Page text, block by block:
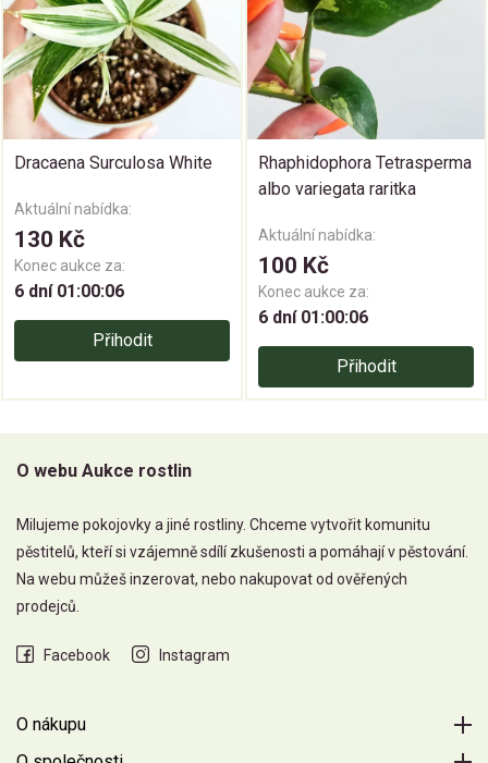
Dracaena Surculosa White
Aktuální nabídka:
130 Kč
Konec aukce za:
6 dní 01:00:06
Přihodit
Rhaphidophora Tetrasperma
albo variegata raritka
Aktuální nabídka:
100 Kč
Konec aukce za:
6 dní 01:00:06
Přihodit
O webu Aukce rostlin
Milujeme pokojovky a jiné rostliny. Chceme vytvořit komunitu
pěstitelů, kteří si vzájemně sdílí zkušenosti a pomáhají v pěstování.
Na webu můžeš inzerovat, nebo nakupovat od ověřených
prodejců.
Facebook Instagram
O nákupu